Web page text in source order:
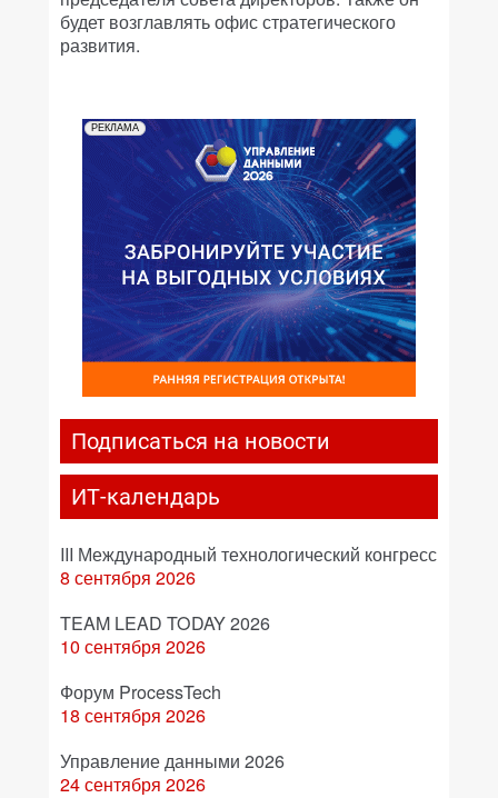
будет возглавлять офис стратегического
развития.
РЕКЛАМА
Подписаться на новости
ИТ-календарь
III Международный технологический конгресс
8 сентября 2026
TEAM LEAD TODAY 2026
10 сентября 2026
Форум ProcessTech
18 сентября 2026
Управление данными 2026
24 сентября 2026